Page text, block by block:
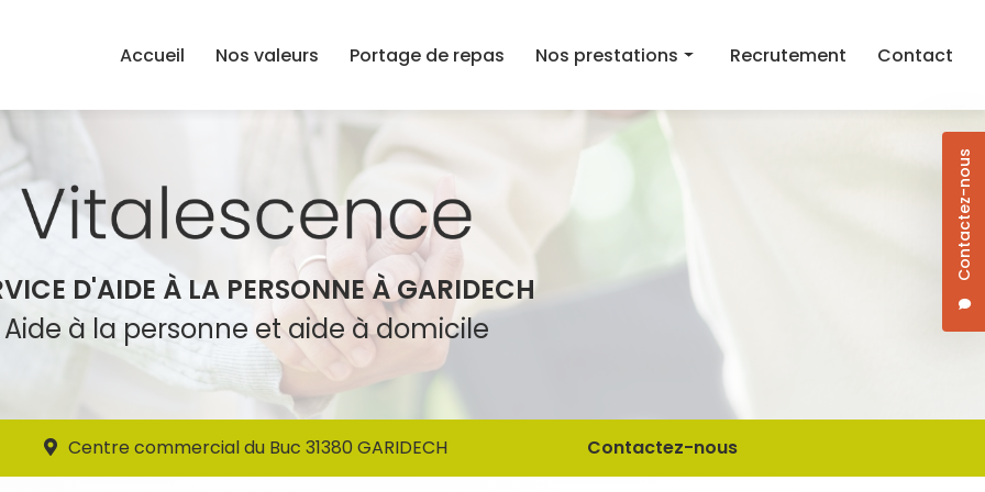
Contactez-nous
Accueil
Nos valeurs Portage de repas Nos prestations
Aide au maintien à domicile
Aide à la mobilité
Jardinage/Bricolage
Recrutement Contact
D'AIDE À LA PERSONNE À GARIDECH
Aide à la personne et aide à domicile
Centre commercial du Buc 31380 GARIDECH Contactez-nous